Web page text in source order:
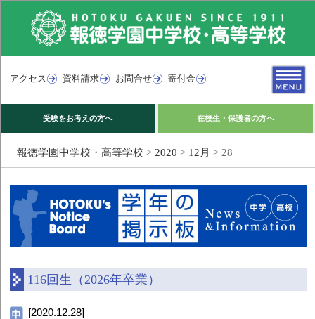
アクセス 資料請求 お問合せ 寄付金
受験をお考えの方へ 在校生・保護者の方へ
報徳学園中学校・高等学校 > 2020 > 12月 > 28
116回生（2026年卒業）
[2020.12.28]